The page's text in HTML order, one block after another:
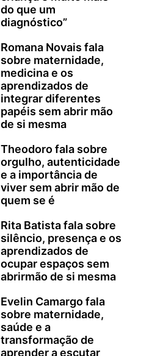
do que um
diagnóstico”
Romana Novais fala
sobre maternidade,
medicina e os
aprendizados de
integrar diferentes
papéis sem abrir mão
de si mesma
Theodoro fala sobre
orgulho, autenticidade
e a importância de
viver sem abrir mão de
quem se é
Rita Batista fala sobre
silêncio, presença e os
aprendizados de
ocupar espaços sem
abrirmão de si mesma
Evelin Camargo fala
sobre maternidade,
saúde e a
transformação de
aprender a escutar